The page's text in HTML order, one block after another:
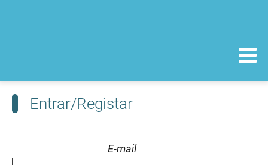
Entrar/Registar
E-mail